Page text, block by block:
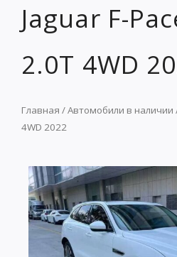
Jaguar F-
2.0T 4WD
Главная /Автомобили в наличии
4WD 2022